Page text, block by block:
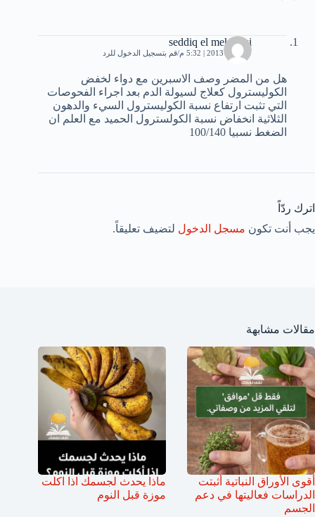
seddiq el mekkawi
19 مايو، 2013 | 5:32 م قم بتسجيل الدخول للرد
هل من المضر وصف الاسبرين مع دواء لخفض
الكوليسترول كعلاج لسيولة الدم بعد اجراء الفحوصات
التي تثبت ارتفاع نسبة الكوليسترول السيء والدهون
الثلاثية انخفاض نسبة الكولسترول الحميد مع العلم ان
الضغط نسبيا 100/140
اترك ردّاً
يجب أنت تكون مسجل الدخول لتضيف تعليقاً.
مقالات مشابهة
أقوى الأوراق النباتية أثبتت
الدراسات فعاليتها في دعم
الجسم
ماذا يحدث لجسمك اذا اكلت
موزة قبل النوم